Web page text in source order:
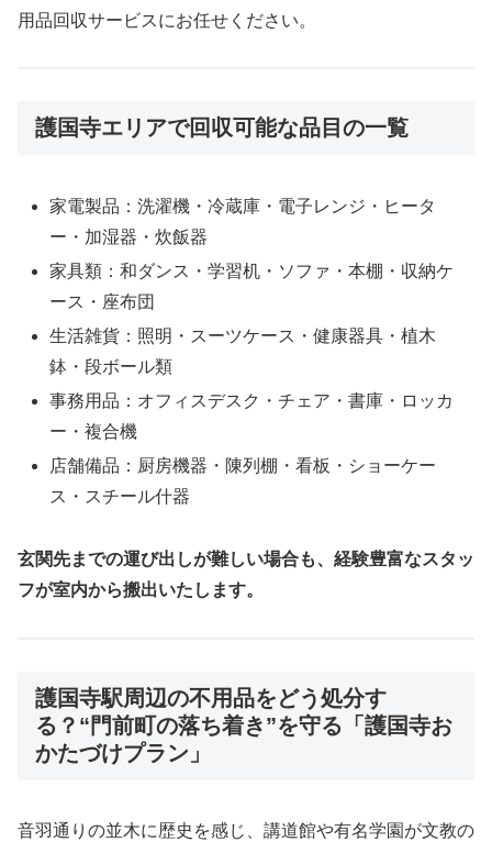
用品回収サービスにお任せください。
護国寺エリアで回収可能な品目の一覧
家電製品：洗濯機・冷蔵庫・電子レンジ・ヒータ
ー・加湿器・炊飯器
家具類：和ダンス・学習机・ソファ・本棚・収納ケ
ース・座布団
生活雑貨：照明・スーツケース・健康器具・植木
鉢・段ボール類
事務用品：オフィスデスク・チェア・書庫・ロッカ
ー・複合機
店舗備品：厨房機器・陳列棚・看板・ショーケー
ス・スチール什器
玄関先までの運び出しが難しい場合も、経験豊富なスタッ
フが室内から搬出いたします。
護国寺駅周辺の不用品をどう処分す
る？“門前町の落ち着き”を守る「護国寺お
かたづけプラン」
音羽通りの並木に歴史を感じ、講道館や有名学園が文教の